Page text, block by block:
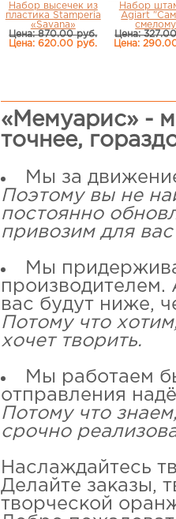
Набор высечек из
пластика Stamperia
«Savana»
Цена: 870.00 руб.
Цена: 620.00 руб.
Набор
Agiart
Цена:
Цена:
«Мемуарис» -
точнее,
Мы за
Поэтому вы не
постоянно
привозим для
Мы
производителем.
вас будут ниже,
Потому что
хочет творить.
Мы работаем
отправления
Потому что
срочно
Наслаждайтесь
Делайте заказы,
творческой